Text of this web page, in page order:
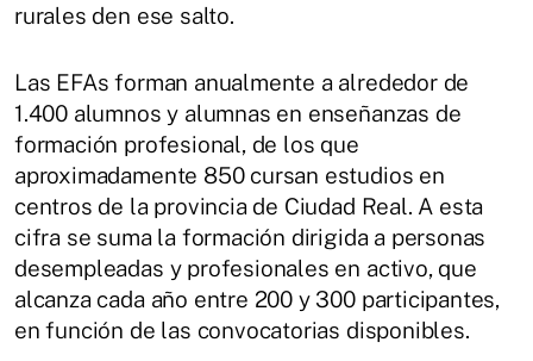
rurales den ese salto.
Las EFAs forman anualmente a alrededor de
1.400 alumnos y alumnas en enseñanzas de
formación profesional, de los que
aproximadamente 850 cursan estudios en
centros de la provincia de Ciudad Real. A esta
cifra se suma la formación dirigida a personas
desempleadas y profesionales en activo, que
alcanza cada año entre 200 y 300 participantes,
en función de las convocatorias disponibles.